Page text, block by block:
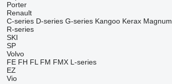
Porter
Renault
C-series D-series G-series Kangoo Kerax Magnum
R-series
SKI
SP
Volvo
FE FH FL FM FMX L-series
EZ
Vio